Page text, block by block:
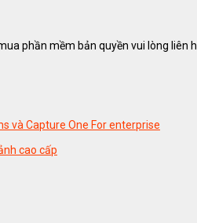
phần mềm bản quyền vui lòng liên
và Capture One For enterprise
cao cấp